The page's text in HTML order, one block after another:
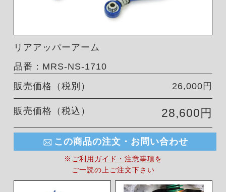
リアアッパーアーム
品番：MRS-NS-1710
販売価格（税別）
26,000円
販売価格（税込） 28,600円
この商品の注文・お問い合わせ
※ ご利用ガイド・注意事項を
ご一読の上ご注文下さい